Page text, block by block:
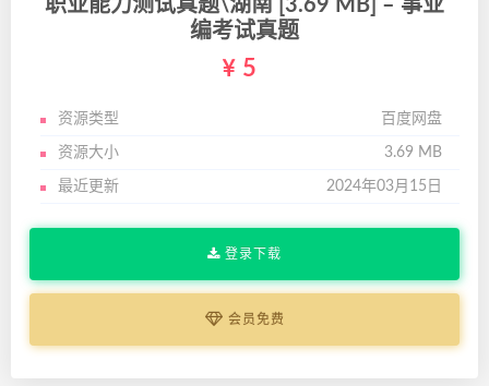
职业能力测试真题\湖南 [3.69 MB] – 事业
编考试真题
5
资源类型 百度网盘
资源大小 3.69 MB
最近更新 2024年03月15日
登录下载
会员免费